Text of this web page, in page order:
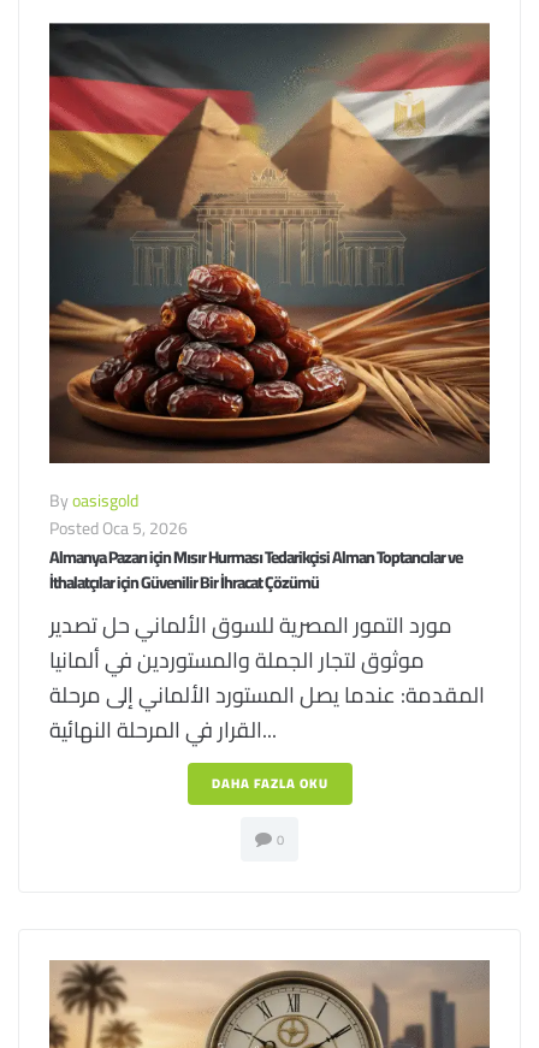
Byoasisgold
PostedOca 5, 2026
Almanya Pazarı için Mısır Hurması Tedarikçisi Alman Toptancılar ve
İthalatçılar için Güvenilir Bir İhracat Çözümü
مورد التمور المصرية للسوق الألماني حل تصدير
موثوق لتجار الجملة والمستوردين في ألمانيا
المقدمة: عندما يصل المستورد الألماني إلى مرحلة
القرار في المرحلة النهائية...
DAHA FAZLA OKU
0